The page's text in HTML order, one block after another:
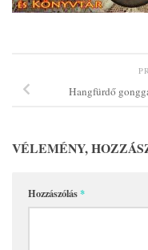
Hangfürdő
VÉLEMÉNY,
Hozzászólás*